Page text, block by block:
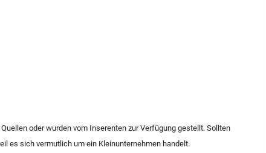
oder wurden vom Inserenten zur Verfügung gestellt. Sollten
es sich vermutlich um ein Kleinunternehmen handelt.